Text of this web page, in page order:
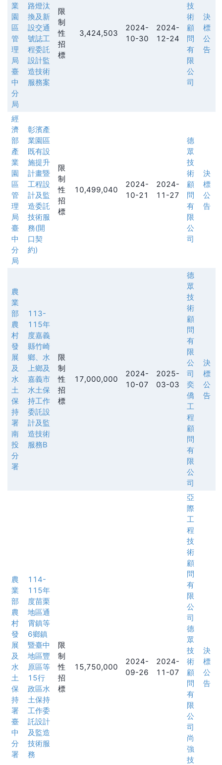
業
園
區
管
理
局
臺
中
分
局
路燈汰
換及新
設交通
號誌工
程委託
設計監
造技術
服務案
限
制
性
招
標
3,424,503
2024-
10-30
2024-
12-24
技
術
顧
問
有
限
公
司
決
標
公
告
經
濟
部
產
業
園
區
管
理
局
臺
中
分
局
彰濱產
業園區
既有設
施提升
計畫暨
工程設
計及監
造委託
技術服
務(開
口契
約)
限
制
性
招
標
10,499,040
2024-
10-21
2024-
11-27
德
眾
技
術
顧
問
有
限
公
司
決
標
公
告
農
業
部
農
村
發
展
及
水
土
保
持
署
南
投
分
署
113-
115年
度嘉義
縣竹崎
鄉、水
上鄉及
嘉義市
水土保
持工作
委託設
計及監
造技術
服務B
限
制
性
招
標
17,000,000
2024-
10-07
2025-
03-03
德
眾
技
術
顧
問
有
限
公
司
奕
僑
工
程
顧
問
有
限
公
司
決
標
公
告
農
業
部
農
村
發
展
及
水
土
保
持
署
臺
中
分
署
114-
115年
度苗栗
地區通
霄鎮等
6鄉鎮
暨臺中
地區豐
原區等
15行
政區水
土保持
工作委
託設計
及監造
技術服
務
限
制
性
招
標
15,750,000
2024-
09-26
2024-
11-07
亞
際
工
程
技
術
顧
問
有
限
公
司
德
眾
技
術
顧
問
有
限
公
司
尚
強
技
決
標
公
告